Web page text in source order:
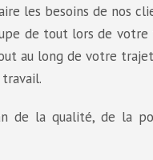
les besoins de nos
de tout lors de
au long de votre
de la qualité, de la